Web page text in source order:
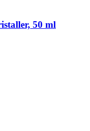
50 ml